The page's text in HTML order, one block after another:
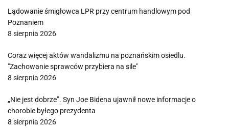
Lądowanie śmigłowca LPR przy centrum handlowym pod
Poznaniem
8 sierpnia 2026
Coraz więcej aktów wandalizmu na poznańskim osiedlu.
"Zachowanie sprawców przybiera na sile"
8 sierpnia 2026
„Nie jest dobrze”. Syn Joe Bidena ujawnił nowe informacje o
chorobie byłego prezydenta
8 sierpnia 2026